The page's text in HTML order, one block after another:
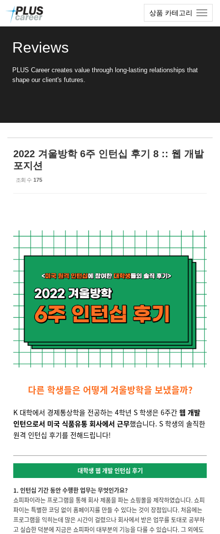
상품 카테고리
Reviews
PLUS Career creates value through long-lasting relationships that
shape our client's futures.
2022 겨울방학 6주 인턴십 후기 8 :: 웹 개발
포지션
조회 수 175
다른 학생들은 어떻게 겨울방학을 보냈을까?
K 대학에서 경제통상학을 전공하는 4학년 S 학생은 6주간 웹 개발
인턴으로서 미국 식품유통 회사에서 근무했습니다. S 학생의 솔직한
원격 인턴십 후기를 전해드립니다!
대학생 웹 개발 인턴십 후기
1. 인턴십 기간 동안 수행한 업무는 무엇인가요?
쇼피파이라는 프로그램을 통해 회사 제품을 파는 쇼핑몰을 제작하였습니다. 쇼피
파이는 특별한 코딩 없이 홈페이지를 만들 수 있다는 것이 장점입니다. 처음에는
프로그램을 익히는데 많은 시간이 걸렸으나 회사에서 받은 업무를 토대로 공부하
고 실습한 덕분에 지금은 쇼피파이 대부분의 기능을 다룰 수 있습니다. 그 외에도